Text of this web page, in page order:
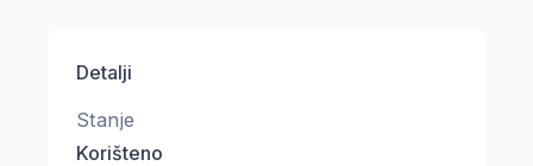
Detalji
Stanje
Korišteno